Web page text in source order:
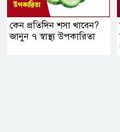
কেন প্রতিদিন শসা খাবেন?
জানুন ৭ স্বাস্থ্য উপকারিতা